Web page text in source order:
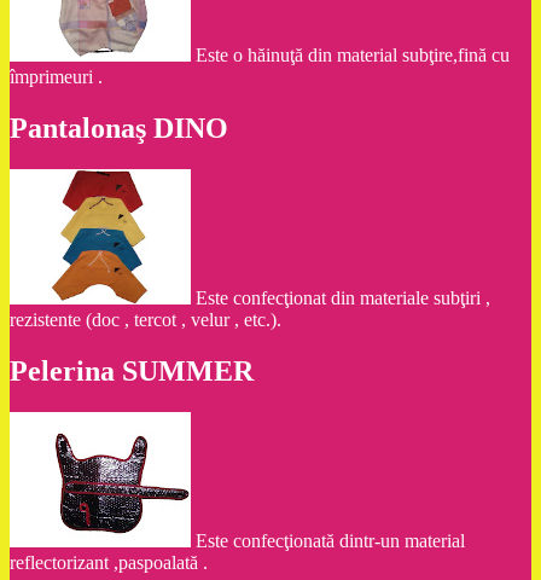
Este o hăinuţă din material subţire,fină cu
împrimeuri .
Pantalonaş DINO
Este confecţionat din materiale subţiri ,
rezistente (doc , tercot , velur , etc.).
Pelerina SUMMER
Este confecţionată dintr-un material
reflectorizant ,paspoalată .